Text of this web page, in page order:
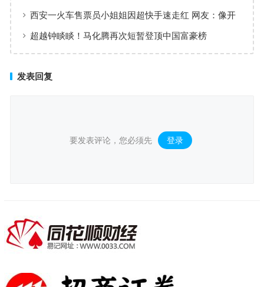
西安一火车售票员小姐姐因超快手速走红 网友：像开
了倍速
超越钟睒睒！马化腾再次短暂登顶中国富豪榜
发表回复
要发表评论，您必须先 登录 。